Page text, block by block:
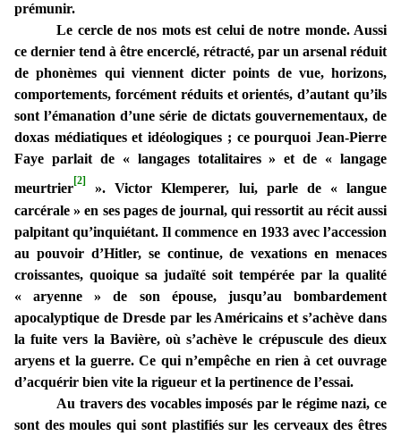
prémunir.
Le cercle de nos mots est celui de notre monde. Aussi
ce dernier tend à être encerclé, rétracté, par un arsenal réduit
de phonèmes qui viennent dicter points de vue, horizons,
comportements, forcément réduits et orientés, d’autant qu’ils
sont l’émanation d’une série de dictats gouvernementaux, de
doxas médiatiques et idéologiques ; ce pourquoi Jean-Pierre
Faye parlait de « langages totalitaires » et de « langage
meurtrier[2]
». Victor Klemperer, lui, parle de « langue
carcérale » en ses pages de journal,qui ressortit au récit aussi
palpitant qu’inquiétant. Il commence en 1933 avec l’accession
au pouvoir d’Hitler, se continue, de vexations en menaces
croissantes, quoique sa judaïté soit tempérée par la qualité
« aryenne » de son épouse, jusqu’au bombardement
apocalyptique de Dresde par les Américains et s’achève dans
la fuite vers la Bavière, où s’achève le crépuscule des dieux
aryens et la guerre. Ce qui n’empêche en rien à cet ouvrage
d’acquérir bien vite la rigueur et la pertinence de l’essai.
Au travers des vocables imposés par le régime nazi, ce
sont des moules qui sont plastifiés sur les cerveaux des êtres